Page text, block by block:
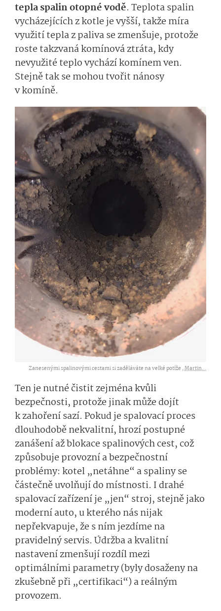
tepla spalin otopné vodě. Teplota spalin
vycházejících z kotle je vyšší, takže míra
využití tepla z paliva se zmenšuje, protože
roste takzvaná komínová ztráta, kdy
nevyužité teplo vychází komínem ven.
Stejně tak se mohou tvořit nánosy
v komíně.
Zanesenými spalinovými cestami si zaděláváte na velké potíže ,Martin...
Ten je nutné čistit zejména kvůli
bezpečnosti, protože jinak může dojít
k zahoření sazí. Pokud je spalovací proces
dlouhodobě nekvalitní, hrozí postupné
zanášení až blokace spalinových cest, což
způsobuje provozní a bezpečnostní
problémy: kotel „netáhne“ a spaliny se
částečně uvolňují do místnosti. I drahé
spalovací zařízení je „jen“ stroj, stejně jako
moderní auto, u kterého nás nijak
nepřekvapuje, že s ním jezdíme na
pravidelný servis. Údržba a kvalitní
nastavení zmenšují rozdíl mezi
optimálními parametry (byly dosaženy na
zkušebně při „certifikaci“) a reálným
provozem.